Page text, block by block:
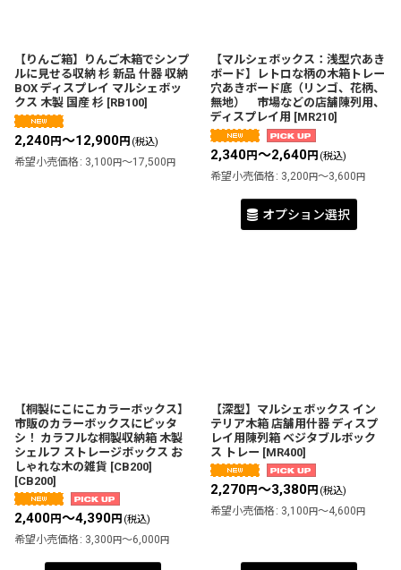
【りんご箱】りんご木箱でシンプ
ルに見せる収納 杉 新品 什器 収納
BOX ディスプレイ マルシェボッ
クス 木製 国産 杉 [RB100]
2,240円～12,900円 (税込)
希望小売価格 : 3,100円～17,500円
【マルシェボックス：浅型穴あき
ボード】レトロな柄の木箱トレー
穴あきボード底（リンゴ、花柄、
無地） 市場などの店舗陳列用、
ディスプレイ用 [MR210]
2,340円～2,640円 (税込)
希望小売価格 : 3,200円～3,600円
オプション選択
【桐製にこにこカラーボックス】
市販のカラーボックスにピッタ
シ！ カラフルな桐製収納箱 木製
シェルフ ストレージボックス お
しゃれな木の雑貨 [CB200]
[CB200]
2,400円～4,390円 (税込)
希望小売価格 : 3,300円～6,000円
【深型】マルシェボックス イン
テリア木箱 店舗用什器 ディスプ
レイ用陳列箱 ベジタブルボック
ス トレー [MR400]
2,270円～3,380円 (税込)
希望小売価格 : 3,100円～4,600円